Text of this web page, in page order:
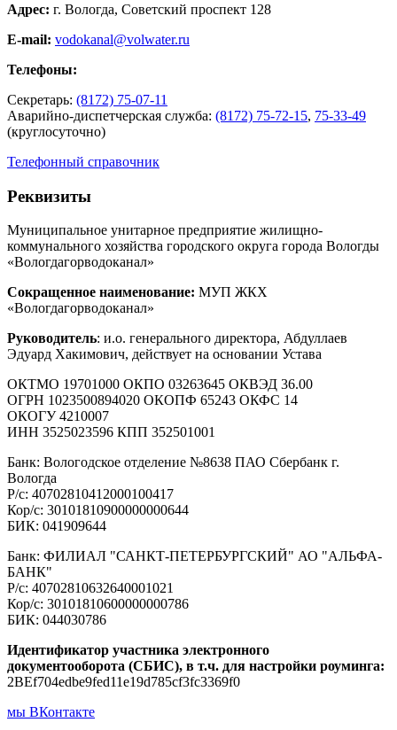
Адрес: г. Вологда, Советский проспект 128
E-mail: vodokanal@volwater.ru
Телефоны:
Секретарь: (8172) 75-07-11
Аварийно-диспетчерская служба: (8172) 75-72-15, 75-33-49
(круглосуточно)
Телефонный справочник
Реквизиты
Муниципальное унитарное предприятие жилищно-
коммунального хозяйства городского округа города Вологды
«Вологдагорводоканал»
Сокращенное наименование: МУП ЖКХ
«Вологдагорводоканал»
Руководитель: и.о. генерального директора, Абдуллаев
Эдуард Хакимович, действует на основании Устава
ОКТМО 19701000 ОКПО 03263645 ОКВЭД 36.00
ОГРН 1023500894020 ОКОПФ 65243 ОКФС 14
ОКОГУ 4210007
ИНН 3525023596 КПП 352501001
Банк: Вологодское отделение №8638 ПАО Сбербанк г.
Вологда
Р/с: 40702810412000100417
Кор/с: 30101810900000000644
БИК: 041909644
Банк: ФИЛИАЛ "САНКТ-ПЕТЕРБУРГСКИЙ" АО "АЛЬФА-
БАНК"
Р/с: 40702810632640001021
Кор/с: 30101810600000000786
БИК: 044030786
Идентификатор участника электронного
документооборота (СБИС), в т.ч. для настройки роуминга:
2BEf704edbe9fed11e19d785cf3fc3369f0
мы ВКонтакте